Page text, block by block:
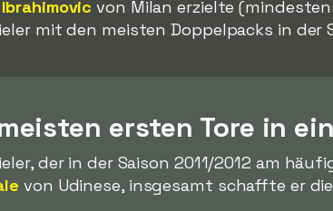
von Milan erzielte
mit den meisten Doppelpacks in der
ersten Tore in
der in der Saison 2011/2012 am
von Udinese, insgesamt schaffte er